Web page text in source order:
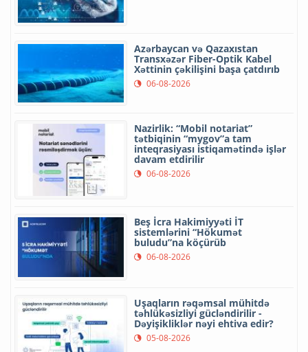
Azərbaycan və Qazaxıstan
Transxəzər Fiber-Optik Kabel
Xəttinin çəkilişini başa çatdırıb
06-08-2026
Nazirlik: “Mobil notariat”
tətbiqinin “mygov”a tam
inteqrasiyası istiqamətində işlər
davam etdirilir
06-08-2026
Beş İcra Hakimiyyəti İT
sistemlərini “Hökumət
buludu”na köçürüb
06-08-2026
Uşaqların rəqəmsal mühitdə
təhlükəsizliyi gücləndirilir -
Dəyişikliklər nəyi ehtiva edir?
05-08-2026